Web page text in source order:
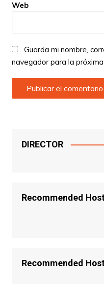
Web
Guarda mi nombre,
navegador para la
DIRECTOR
Recommended
Recommended